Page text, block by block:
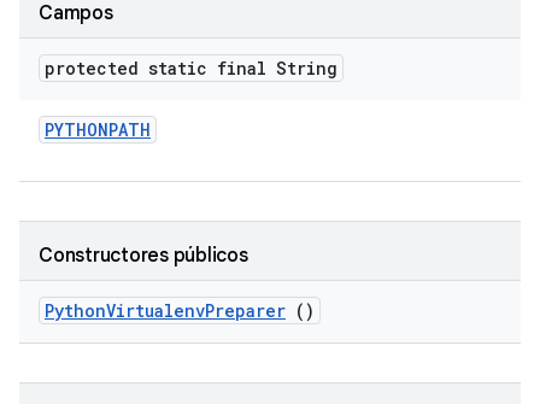
Campos
protected static final String
PYTHONPATH
Constructores públicos
PythonVirtualenvPreparer ()